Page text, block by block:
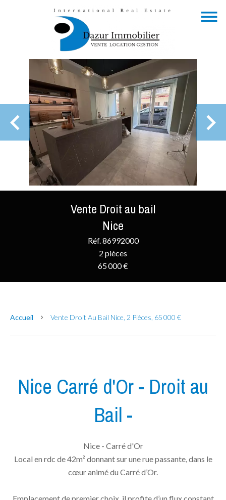
Vente Droit au bail
Nice
Réf. 86992000
2 pièces
65 000 €
Accueil Vente Droit Au Bail Nice, 2 Pièces, 65 000 €
Nice Carré d'Or - Droit au
Bail -
Nice - Carré d'Or
Local en rdc de 42m² donnant sur une rue passante, dans le
cœur animé du Carré d’Or.